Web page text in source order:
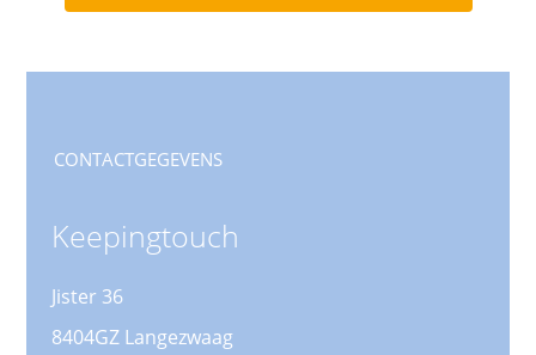
CONTACTGEGEVENS
Keepingtouch
Jister 36
8404GZ Langezwaag